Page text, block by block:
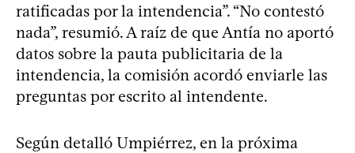
ratificadas por la intendencia”. “No contestó
nada”, resumió. A raíz de que Antía no aportó
datos sobre la pauta publicitaria de la
intendencia, la comisión acordó enviarle las
preguntas por escrito al intendente.
Según detalló Umpiérrez, en la próxima